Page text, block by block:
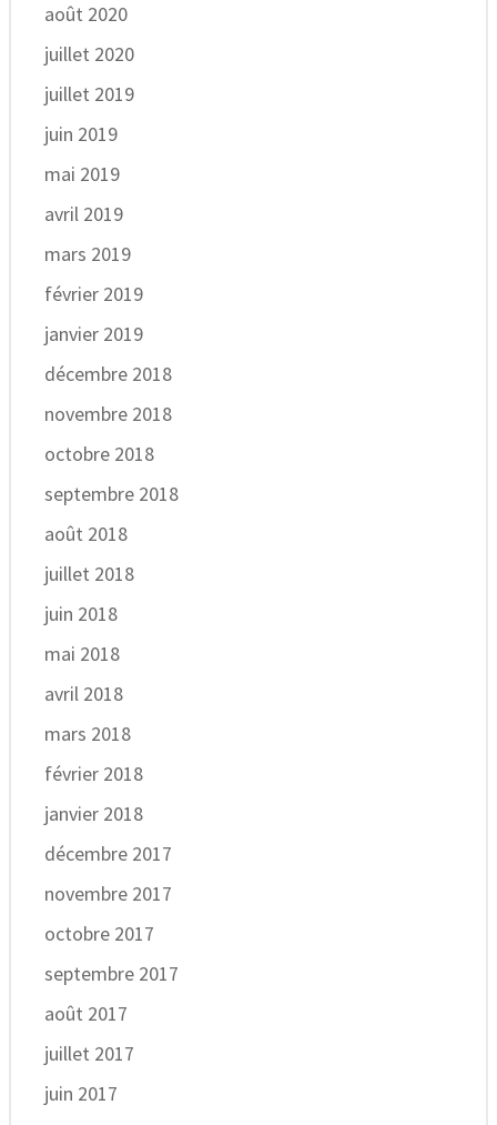
août 2020
juillet 2020
juillet 2019
juin 2019
mai 2019
avril 2019
mars 2019
février 2019
janvier 2019
décembre 2018
novembre 2018
octobre 2018
septembre 2018
août 2018
juillet 2018
juin 2018
mai 2018
avril 2018
mars 2018
février 2018
janvier 2018
décembre 2017
novembre 2017
octobre 2017
septembre 2017
août 2017
juillet 2017
juin 2017